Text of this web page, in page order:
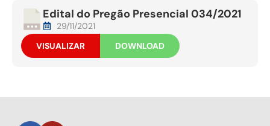
Edital do Pregão Presencial 034/2021
29/11/2021
VISUALIZAR
DOWNLOAD